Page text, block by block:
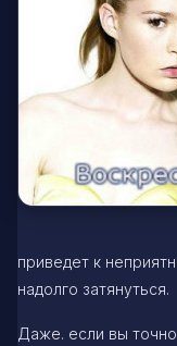
приведет к
надолго затянуться.
Даже. если вы